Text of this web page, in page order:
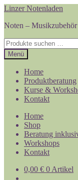
Zur
springen
Zum
springen
Linzer Notenladen
Noten –
Suchen
nach:
Menü
Home
Produktberatung
Kurse &
Kontakt
Home
Shop
Beratung
Workshops
Kontakt
0,00 € 0 Artikel